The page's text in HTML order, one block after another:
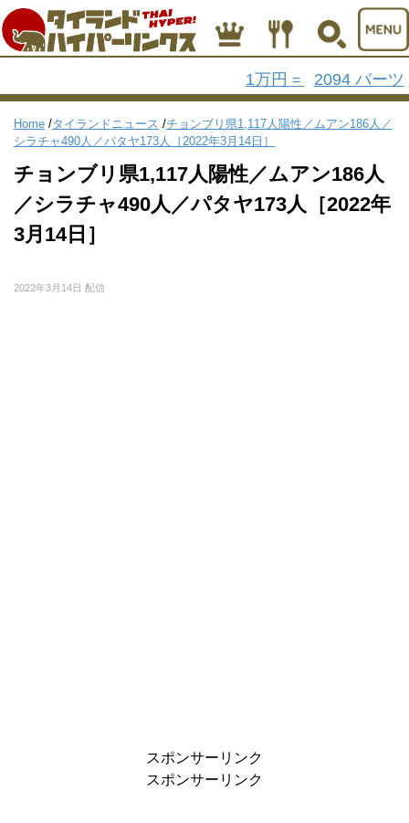
1万円 = 2094 バーツ
Home /タイランドニュース /チョンブリ県1,117人陽性／ムアン186人／
シラチャ490人／パタヤ173人［2022年3月14日］
チョンブリ県1,117人陽性／ムアン186人
／シラチャ490人／パタヤ173人［2022年
3月14日］
2022年3月14日 配信
スポンサーリンク
スポンサーリンク